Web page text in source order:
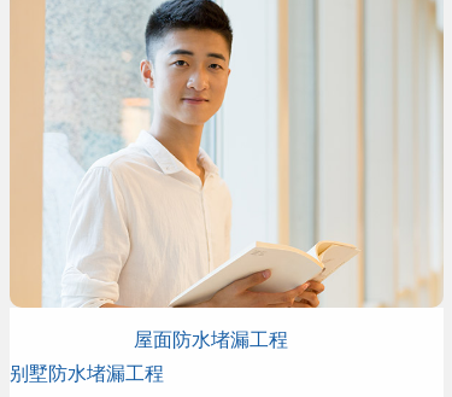
屋面防水堵漏工程
别墅防水堵漏工程